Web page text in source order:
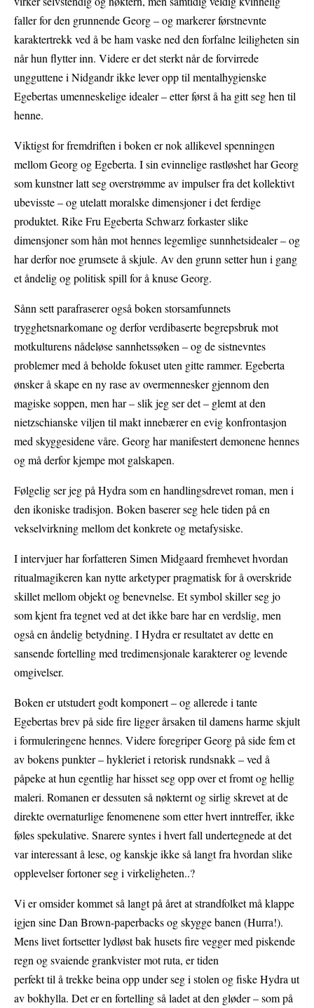
faller for den grunnende Georg – og markerer førstnevnte
karaktertrekk ved å be ham vaske ned den forfalne leiligheten sin
når hun flytter inn. Videre er det sterkt når de forvirrede
ungguttene i Nidgandr ikke lever opp til mentalhygienske
Egebertas umenneskelige idealer – etter først å ha gitt seg hen til
henne.
Viktigst for fremdriften i boken er nok allikevel spenningen
mellom Georg og Egeberta. I sin evinnelige rastløshet har Georg
som kunstner latt seg overstrømme av impulser fra det kollektivt
ubevisste – og utelatt moralske dimensjoner i det ferdige
produktet. Rike Fru Egeberta Schwarz forkaster slike
dimensjoner som hån mot hennes legemlige sunnhetsidealer – og
har derfor noe grumsete å skjule. Av den grunn setter hun i gang
et åndelig og politisk spill for å knuse Georg.
Sånn sett parafraserer også boken storsamfunnets
trygghetsnarkomane og derfor verdibaserte begrepsbruk mot
motkulturens nådeløse sannhetssøken – og de sistnevntes
problemer med å beholde fokuset uten gitte rammer. Egeberta
ønsker å skape en ny rase av overmennesker gjennom den
magiske soppen, men har – slik jeg ser det – glemt at den
nietzschianske viljen til makt innebærer en evig konfrontasjon
med skyggesidene våre. Georg har manifestert demonene hennes
og må derfor kjempe mot galskapen.
Følgelig ser jeg på Hydra som en handlingsdrevet roman, men i
den ikoniske tradisjon. Boken baserer seg hele tiden på en
vekselvirkning mellom det konkrete og metafysiske.
I intervjuer har forfatteren Simen Midgaard fremhevet hvordan
ritualmagikeren kan nytte arketyper pragmatisk for å overskride
skillet mellom objekt og benevnelse. Et symbol skiller seg jo
som kjent fra tegnet ved at det ikke bare har en verdslig, men
også en åndelig betydning. I Hydra er resultatet av dette en
sansende fortelling med tredimensjonale karakterer og levende
omgivelser.
Boken er utstudert godt komponert – og allerede i tante
Egebertas brev på side fire ligger årsaken til damens harme skjult
i formuleringene hennes. Videre foregriper Georg på side fem et
av bokens punkter – hykleriet i retorisk rundsnakk – ved å
påpeke at hun egentlig har hisset seg opp over et fromt og hellig
maleri. Romanen er dessuten så nøkternt og sirlig skrevet at de
direkte overnaturlige fenomenene som etter hvert inntreffer, ikke
føles spekulative. Snarere syntes i hvert fall undertegnede at det
var interessant å lese, og kanskje ikke så langt fra hvordan slike
opplevelser fortoner seg i virkeligheten..?
Vi er omsider kommet så langt på året at strandfolket må klappe
igjen sine Dan Brown-paperbacks og skygge banen (Hurra!).
Mens livet fortsetter lydløst bak husets fire vegger med piskende
regn og svaiende grankvister mot ruta, er tiden
perfekt til å trekke beina opp under seg i stolen og fiske Hydra ut
av bokhylla. Det er en fortelling så ladet at den gløder – som på